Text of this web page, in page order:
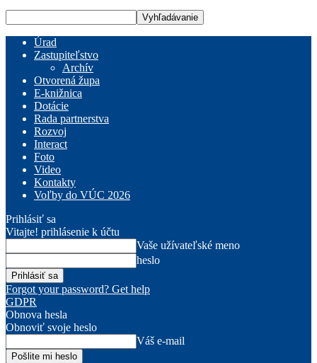
Úrad
Zastupiteľstvo
Archív
Otvorená župa
E-knižnica
Dotácie
Rada partnerstva
Rozvoj
Interact
Foto
Video
Kontakty
Voľby do VÚC 2026
Prihlásiť sa
Vitajte! prihlásenie k účtu
Vaše užívateľské meno
heslo
Forgot your password? Get help
GDPR
Obnova hesla
Obnoviť svoje heslo
Váš e-mail